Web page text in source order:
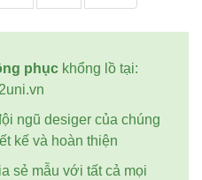
phụckhổng lồ tại:
ngũ desiger của chúng
kế và hoàn thiện
sẻ mẫu với tất cả mọi